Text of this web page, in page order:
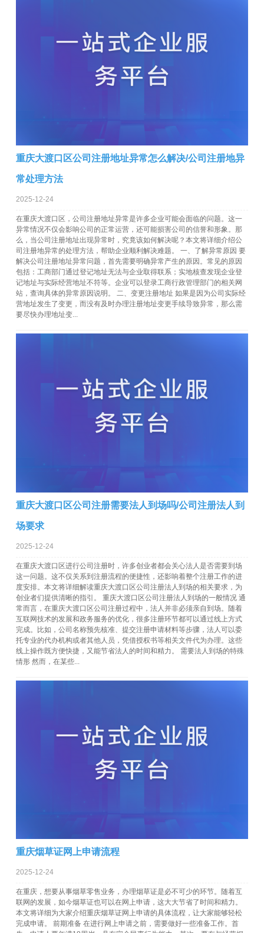
重庆大渡口区公司注册地址异常怎么解决/公司注册地异
常处理方法
2025-12-24
在重庆大渡口区，公司注册地址异常是许多企业可能会面临的问题。这一
异常情况不仅会影响公司的正常运营，还可能损害公司的信誉和形象。那
么，当公司注册地址出现异常时，究竟该如何解决呢？本文将详细介绍公
司注册地异常的处理方法，帮助企业顺利解决难题。 一、了解异常原因 要
解决公司注册地址异常问题，首先需要明确异常产生的原因。常见的原因
包括：工商部门通过登记地址无法与企业取得联系；实地核查发现企业登
记地址与实际经营地址不符等。企业可以登录工商行政管理部门的相关网
站，查询具体的异常原因说明。 二、变更注册地址 如果是因为公司实际经
营地址发生了变更，而没有及时办理注册地址变更手续导致异常，那么需
要尽快办理地址变...
重庆大渡口区公司注册需要法人到场吗/公司注册法人到
场要求
2025-12-24
在重庆大渡口区进行公司注册时，许多创业者都会关心法人是否需要到场
这一问题。这不仅关系到注册流程的便捷性，还影响着整个注册工作的进
度安排。本文将详细解读重庆大渡口区公司注册法人到场的相关要求，为
创业者们提供清晰的指引。 重庆大渡口区公司注册法人到场的一般情况 通
常而言，在重庆大渡口区公司注册过程中，法人并非必须亲自到场。随着
互联网技术的发展和政务服务的优化，很多注册环节都可以通过线上方式
完成。比如，公司名称预先核准、提交注册申请材料等步骤，法人可以委
托专业的代办机构或者其他人员，凭借授权书等相关文件代为办理。这些
线上操作既方便快捷，又能节省法人的时间和精力。 需要法人到场的特殊
情形 然而，在某些...
重庆烟草证网上申请流程
2025-12-24
在重庆，想要从事烟草零售业务，办理烟草证是必不可少的环节。随着互
联网的发展，如今烟草证也可以在网上申请，这大大节省了时间和精力。
本文将详细为大家介绍重庆烟草证网上申请的具体流程，让大家能够轻松
完成申请。 前期准备 在进行网上申请之前，需要做好一些准备工作。首